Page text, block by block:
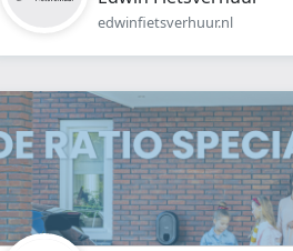
edwinfietsverhuur.nl